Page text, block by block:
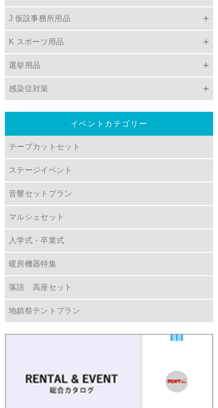
J 仮設事務所用品
K スポーツ用品
選挙用品
感染症対策
イベントカテゴリー
テープカットセット
ステージイベント
音響セットプラン
マルシェセット
入学式・卒業式
暖房機器特集
落語 高座セット
地鎮祭テントプラン